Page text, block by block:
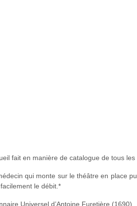
fait en manière de catalogue de tous
qui monte sur le théâtre en place
le débit.*
Universel d’Antoine Furetière (1690)